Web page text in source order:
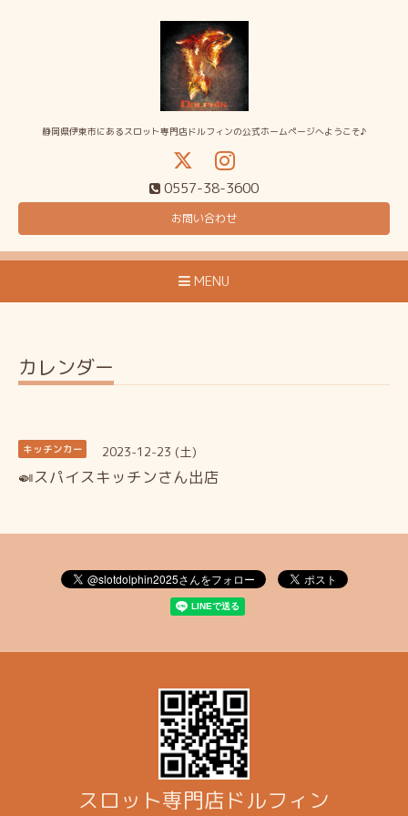
静岡県伊東市にあるスロット専門店ドルフィンの公式ホームページへようこそ♪
0557-38-3600
お問い合わせ
MENU
カレンダー
キッチンカー 2023-12-23 (土)
🍛スパイスキッチンさん出店
スロット専門店ドルフィン